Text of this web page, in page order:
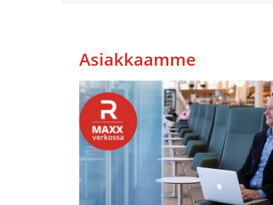
Asiakkaamme